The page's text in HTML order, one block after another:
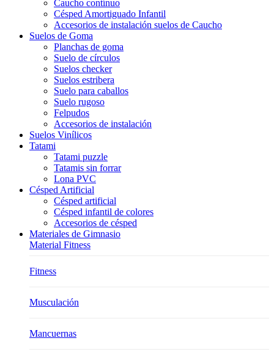
Caucho contínuo
Césped Amortiguado Infantil
Accesorios de instalación suelos de Caucho
Suelos de Goma
Planchas de goma
Suelo de círculos
Suelos checker
Suelos estribera
Suelo para caballos
Suelo rugoso
Felpudos
Accesorios de instalación
Suelos Vinílicos
Tatami
Tatami puzzle
Tatamis sin forrar
Lona PVC
Césped Artificial
Césped artificial
Césped infantil de colores
Accesorios de césped
Materiales de Gimnasio
Material Fitness
Fitness
Musculación
Mancuernas